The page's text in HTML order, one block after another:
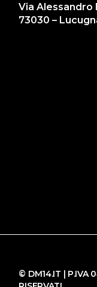
Via Alessandro
73030 –
© DM14.IT | P.IVA